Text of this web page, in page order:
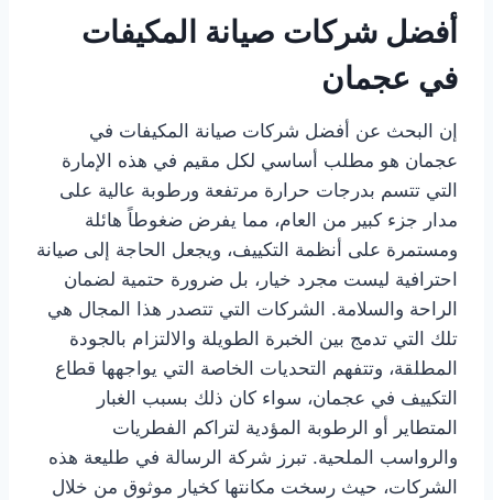
أفضل شركات صيانة المكيفات
في عجمان
إن البحث عن أفضل شركات صيانة المكيفات في
عجمان هو مطلب أساسي لكل مقيم في هذه الإمارة
التي تتسم بدرجات حرارة مرتفعة ورطوبة عالية على
مدار جزء كبير من العام، مما يفرض ضغوطاً هائلة
ومستمرة على أنظمة التكييف، ويجعل الحاجة إلى صيانة
احترافية ليست مجرد خيار، بل ضرورة حتمية لضمان
الراحة والسلامة. الشركات التي تتصدر هذا المجال هي
تلك التي تدمج بين الخبرة الطويلة والالتزام بالجودة
المطلقة، وتتفهم التحديات الخاصة التي يواجهها قطاع
التكييف في عجمان، سواء كان ذلك بسبب الغبار
المتطاير أو الرطوبة المؤدية لتراكم الفطريات
والرواسب الملحية. تبرز شركة الرسالة في طليعة هذه
الشركات، حيث رسخت مكانتها كخيار موثوق من خلال